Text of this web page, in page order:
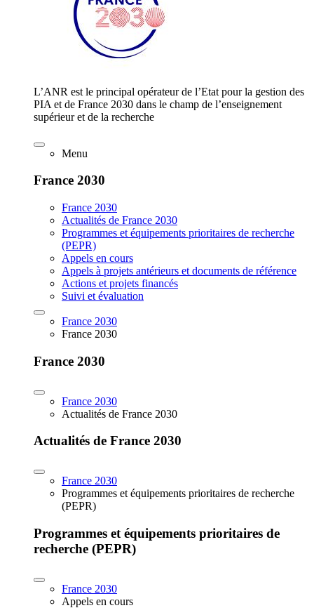
L’ANR est le principal opérateur de l’Etat pour la gestion des
PIA et de France 2030 dans le champ de l’enseignement
supérieur et de la recherche
Menu
France 2030
France 2030
Actualités de France 2030
Programmes et équipements prioritaires de recherche
(PEPR)
Appels en cours
Appels à projets antérieurs et documents de référence
Actions et projets financés
Suivi et évaluation
France 2030
France 2030
France 2030
France 2030
Actualités de France 2030
Actualités de France 2030
France 2030
Programmes et équipements prioritaires de recherche
(PEPR)
Programmes et équipements prioritaires de
recherche (PEPR)
France 2030
Appels en cours